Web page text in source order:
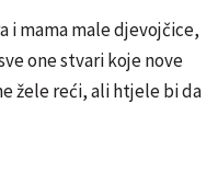
i mama male djevojčice,
one stvari koje nove
žele reći, ali htjele bi da